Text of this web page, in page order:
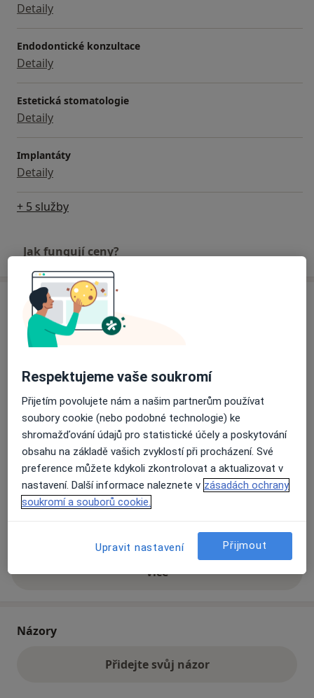
Detaily
Endodontické konzultace
Detaily
Estetická stomatologie
Detaily
Implantáty
Detaily
+ 5 služby
Jak fungují ceny?
Adresa
Ordinace
Přiblížit mapuse otevře v nové záložce
Dostupnost
Na této adrese online kalendář není aktivní
Co mám v takové situaci udělat?
Způsoby platby (soukromé návštěvy)
Víceo adrese
Názory
Přidejte svůj názor
Respektujeme vaše soukromí
Přijetím povolujete nám a našim partnerům používat
soubory cookie (nebo podobné technologie) ke
shromažďování údajů pro statistické účely a poskytování
obsahu na základě vašich zvyklostí při procházení. Své
preference můžete kdykoli zkontrolovat a aktualizovat v
nastavení. Další informace naleznete v zásadách ochrany
soukromí a souborů cookie.
Upravit nastavení Přijmout